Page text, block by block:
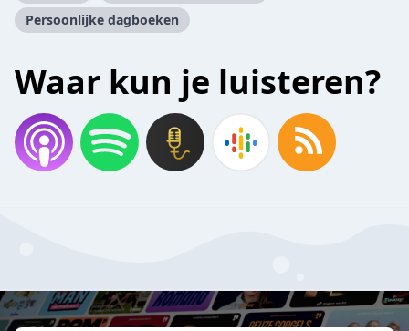
Persoonlijke dagboeken
Waar kun je luisteren?